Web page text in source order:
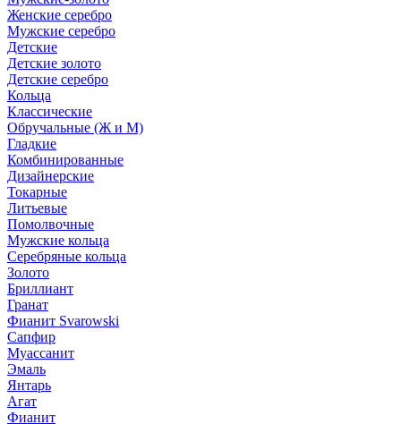
Женские серебро
Мужские серебро
Детские
Детские золото
Детские серебро
Кольца
Классические
Обручальные (Ж и М)
Гладкие
Комбинированные
Дизайнерские
Токарные
Литьевые
Помолвочные
Мужские кольца
Серебряные кольца
Золото
Бриллиант
Гранат
Фианит Svarowski
Сапфир
Муассанит
Эмаль
Янтарь
Агат
Фианит